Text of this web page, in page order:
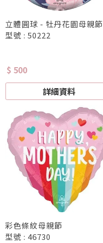
立體圓球 - 牡丹花園母親節
型號 : 50222
$ 500
詳細資料
彩色條紋母親節
型號 : 46730